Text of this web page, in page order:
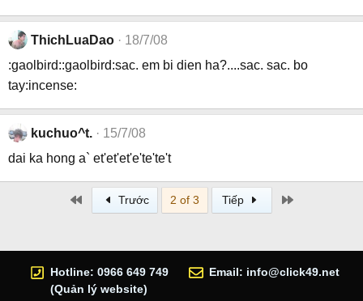
ThichLuaDao
18/7/08
:gaolbird::gaolbird:sac. em bi dien ha?....sac. sac. bo
tay:incense:
kuchuo^t.
15/7/08
dai ka hong a` et'et'et'e'te'te't
Trước 2 of 3 Tiếp
Hotline: 0966 649 749
(Quản lý website)
Email: info@click49.net